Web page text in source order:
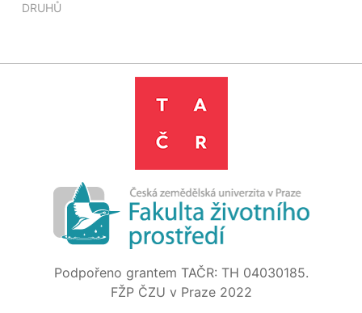
DRUHŮ
Podpořeno grantem TAČR: TH 04030185.
FŽP ČZU v Praze 2022